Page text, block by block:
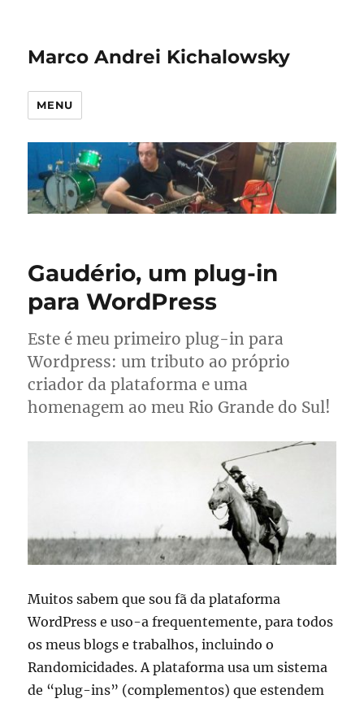
Marco Andrei Kichalowsky
MENU
Gaudério, um plug-in
para WordPress
Este é meu primeiro plug-in para
Wordpress: um tributo ao próprio
criador da plataforma e uma
homenagem ao meu Rio Grande do Sul!
Muitos sabem que sou fã da plataforma
WordPress e uso-a frequentemente, para todos
os meus blogs e trabalhos, incluindo o
Randomicidades. A plataforma usa um sistema
de “plug-ins” (complementos) que estendem